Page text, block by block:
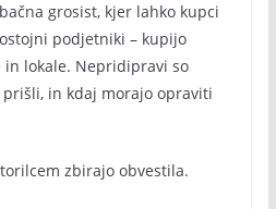
grosist, kjer lahko kupci
podjetniki – kupijo
in lokale. Nepridipravi so
in kdaj morajo opraviti
zbirajo obvestila.